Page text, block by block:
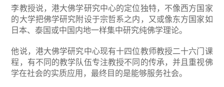
李教授说，港大佛学研究中心的定位独特，不像西方国家
的大学把佛学研究附设于宗哲系之内，又或像东方国家如
日本、泰国或中国内地一样集中研究纯佛学理论。
他说，港大佛学研究中心现有十四位教师教授二十六门课
程，有不同的教学队伍专注教授不同的传承，并且重视佛
学在社会的实质应用，最终目的是能够服务社会。